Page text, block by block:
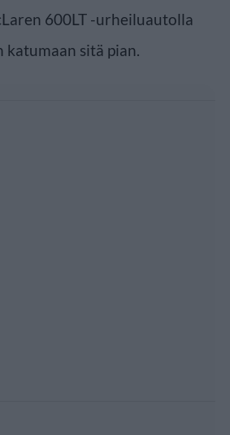
600LT -urheiluautolla
katumaan sitä pian.